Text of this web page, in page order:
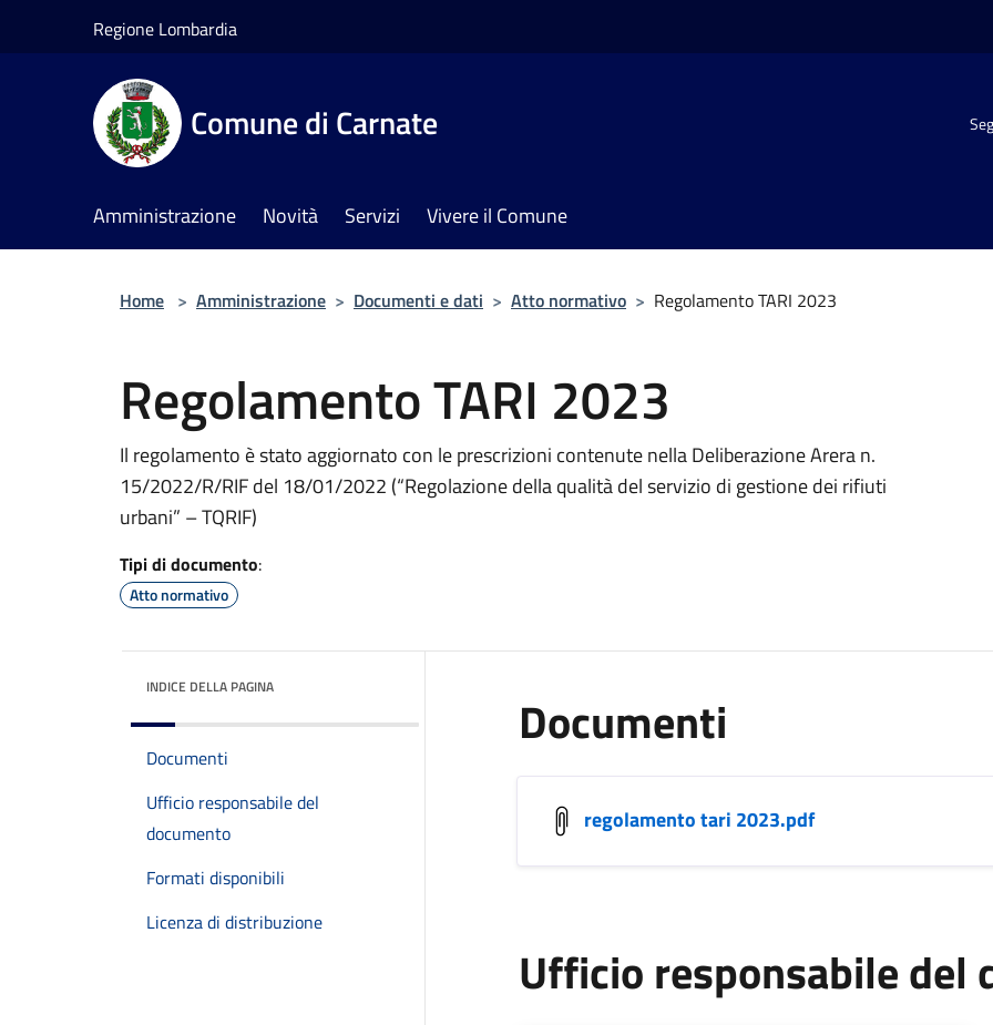
Regione Lombardia
Comune di Carnate
Amministrazione Novità Servizi Vivere il Comune
Home > Amministrazione > Documenti e dati > Atto normativo > Regolamento TARI 2023
Regolamento TARI 2023
Il regolamento è stato aggiornato con le prescrizioni contenute nella Deliberazione Arera n.
15/2022/R/RIF del 18/01/2022 (“Regolazione della qualità del servizio di gestione dei rifiuti
urbani” – TQRIF)
Tipi di documento:
Atto normativo
INDICE DELLA PAGINA
Documenti
Ufficio responsabile del
documento
Formati disponibili
Licenza di distribuzione
Documenti
regolamento tari 2023.pdf
Ufficio responsabile del